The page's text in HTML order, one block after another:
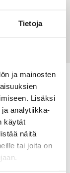
Tietoja
ja mainosten
Lisäksi
analytiikka-
käytät
näitä
tai joita on
Säätiö sr